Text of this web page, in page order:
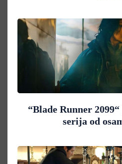
“Blade Runner
serija od